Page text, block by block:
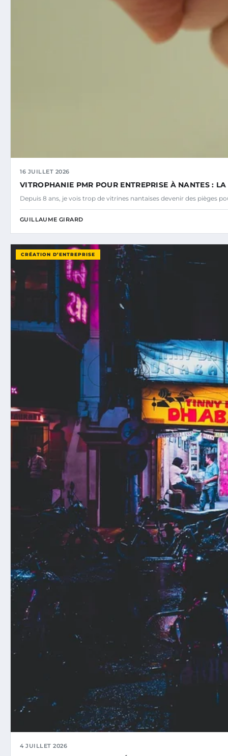
16 JUILLET 2026
VITROPHANIE PMR POUR ENTREPRISE À NANTES :
Depuis 8 ans, je vois trop de vitrines nantaises devenir des pièges
GUILLAUME GIRARD
CRÉATION D’ENTREPRISE
4 JUILLET 2026